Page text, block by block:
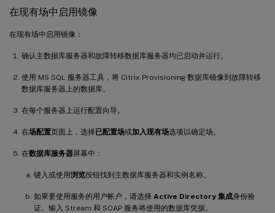
在现有场中启用镜像
在现有场中启用镜像：
确认主数据库服务器和故障转移数据库服务器均已启动并运行。
使用 MS SQL 服务器工具，将 Citrix Provisioning 数据库镜像到故障转移
数据库服务器上的数据库。
在每个服务器上运行配置向导。
在场配置页面上，选择已配置场或加入现有场选项以确定场。
在数据库服务器屏幕中：
键入或使用浏览按钮找到主数据库服务器和实例名称。
如果要使用服务的用户帐户，请选择 Active Directory 集成身份验
证。输入 Stream 和 SOAP 服务将使用的数据库凭据。